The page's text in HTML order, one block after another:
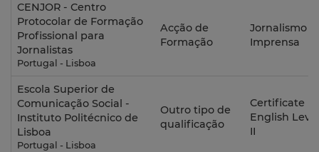
CENJOR - Centro
Protocolar de Formação
Profissional para
Jornalistas
Portugal - Lisboa
Acção de
Formação
Jornalismo
Imprensa
Escola Superior de
Comunicação Social -
Instituto Politécnico de
Lisboa
Portugal - Lisboa
Outro tipo de
qualificação
Certificate in
English Level
II